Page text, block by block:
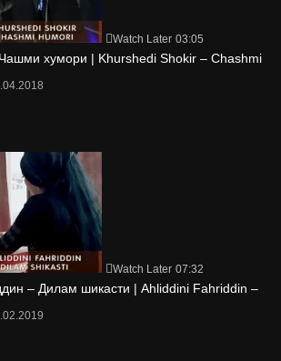
Watch Later 03:05
хумори | Khurshedi Shokir – Chashmi
Watch Later 07:32
– Дилам шикасти | Ahliddini Fahriddin –